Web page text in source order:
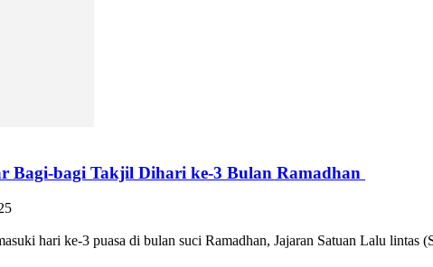
Bagi-bagi Takjil Dihari ke-3 Bulan Ramadhan
hari ke-3 puasa di bulan suci Ramadhan, Jajaran Satuan Lalu lintas